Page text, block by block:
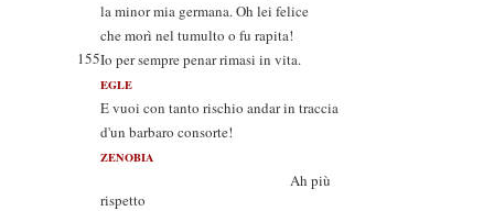
la minor mia germana. Oh lei felice
che morì nel tumulto o fu rapita!
155Io per sempre penar rimasi in vita.
EGLE
E vuoi con tanto rischio andar in traccia
d'un barbaro consorte!
ZENOBIA
Ah più
rispetto